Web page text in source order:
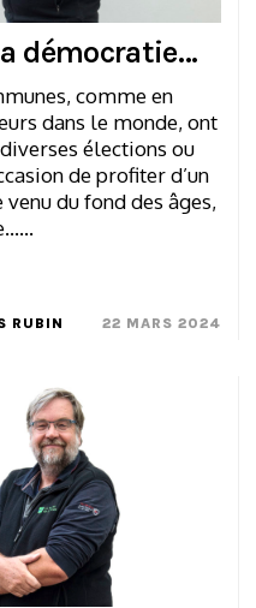
démocratie…
comme en
dans le monde, ont
élections ou
de profiter d’un
du fond des âges,
RUBIN 22 MARS 2024